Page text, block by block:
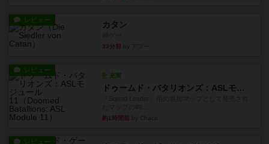
レビュー カタン
33分前
レビュー
充実
ドゥームド・バタリオンズ：ASLモジュール11
約1時間前
レビュー